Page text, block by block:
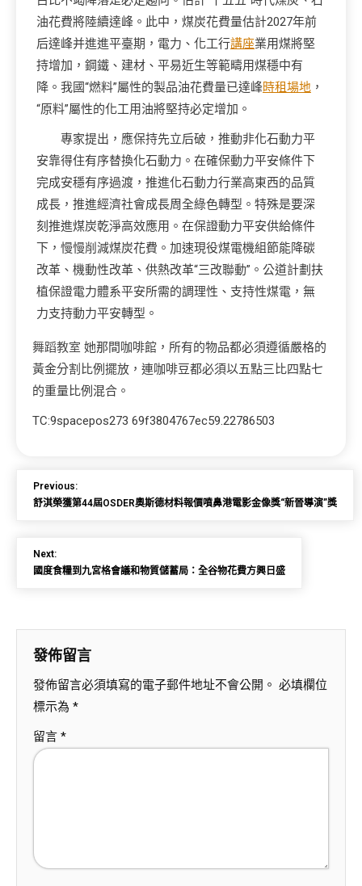
油花費將陸續達峰。此中，煤炭花費量估計2027年前
后達峰并進進平臺期，電力、化工行講座業用煤將堅
持增加，鋼鐵、建材、平易近生等範疇用煤穩中有
降。我國“燃料”屬性的製品油花費量已達峰時租場地 ，
“原料”屬性的化工用油將堅持必定增加。
專家提出，應保持先立后破，推動非化石動力平
安靠得住有序替換化石動力。在確保動力平安條件下
完成安穩有序過渡，推進化石動力行業高東西的品質
成長，推進經濟社會成長周全綠色轉型。特殊是要深
刻推進煤炭乾淨高效應用。在保證動力平安供給條件
下，慢慢削減煤炭花費。加速現役煤電機組節能降碳
改革、機動性改革、供熱改革“三改聯動”。公道計劃扶
植保證電力體系平安所需的調理性、支持性煤電，無
力支持動力平安轉型。
舞蹈教室 她那間咖啡館，所有的物品都必須遵循嚴格的
黃金分割比例擺放，連咖啡豆都必須以五點三比四點七
的重量比例混合。
TC:9spacepos273 69f3804767ec59.22786503
Previous:
舒淇榮獲第44屆OSDER奧斯德材料報價噴鼻港電影金像獎“新晉導演”獎
Next:
國度食糧到九宮格會議和物質儲蓄局：全谷物花費方興日盛
發佈留言
發佈留言必須填寫的電子郵件地址不會公開。 必填欄位
標示為 *
留言 *